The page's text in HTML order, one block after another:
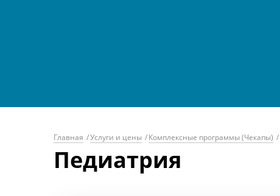
Главная /Услуги и цены /Комплексные программы (Чекапы) /
Педиатрия